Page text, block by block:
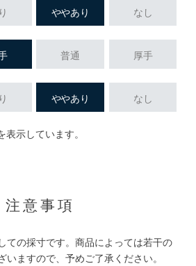
ややあり なし
普通 厚手
ややあり なし
示しています。
注意事項
ての採寸です。商品によっては若干の
ますので、予めご了承ください。